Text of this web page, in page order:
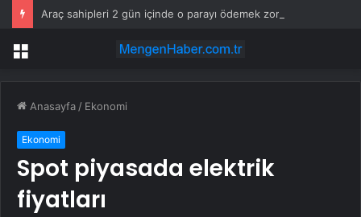
Araç sahipleri 2 gün içinde o parayı ödemek zorunda
Menü
Anasayfa / Ekonomi
Ekonomi
Spot piyasada elektrik
fiyatları